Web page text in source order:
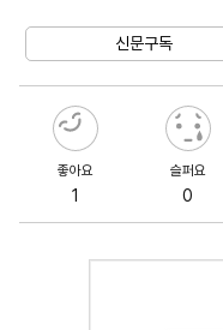
신문구독
좋아요
1
슬퍼요
0